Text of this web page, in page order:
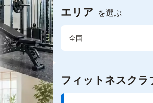
エリア を選ぶ
全国
フィットネスクラ